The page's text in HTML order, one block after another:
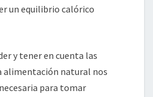
un equilibrio calórico
y tener en cuenta las
alimentación natural nos
para tomar